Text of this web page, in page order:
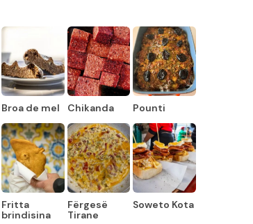
Broa de mel Chikanda Pounti
Fritta
brindisina
Fërgesë
Tirane
Soweto Kota